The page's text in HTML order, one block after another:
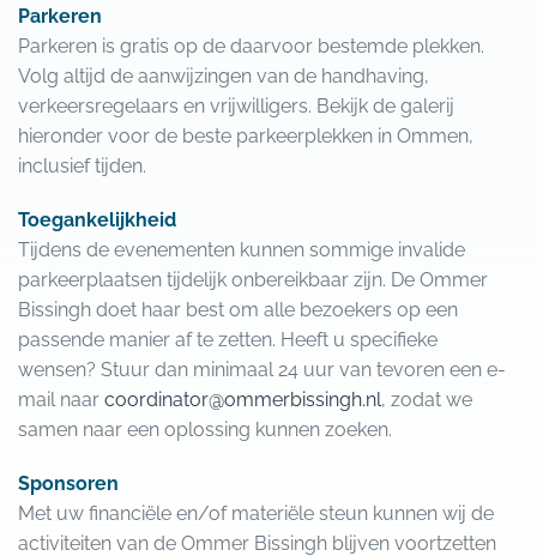
Parkeren
Parkeren is gratis op de daarvoor bestemde plekken.
Volg altijd de aanwijzingen van de handhaving,
verkeersregelaars en vrijwilligers. Bekijk de galerij
hieronder voor de beste parkeerplekken in Ommen,
inclusief tijden.
Toegankelijkheid
Tijdens de evenementen kunnen sommige invalide
parkeerplaatsen tijdelijk onbereikbaar zijn. De Ommer
Bissingh doet haar best om alle bezoekers op een
passende manier af te zetten. Heeft u specifieke
wensen? Stuur dan minimaal 24 uur van tevoren een e-
mail naar coordinator@ommerbissingh.nl, zodat we
samen naar een oplossing kunnen zoeken.
Sponsoren
Met uw financiële en/of materiële steun kunnen wij de
activiteiten van de Ommer Bissingh blijven voortzetten